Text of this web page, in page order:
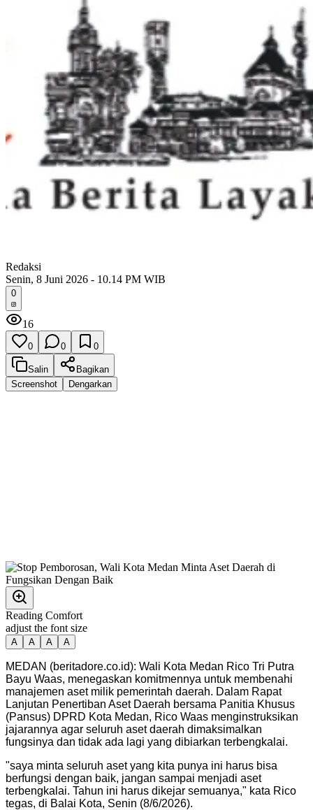
Redaksi
Senin, 8 Juni 2026 - 10.14 PM WIB
0
16
0 0 0
Salin
Bagikan
Screenshot
Dengarkan
Reading Comfort
adjust the font size
A A A A
MEDAN (beritadore.co.id): Wali Kota Medan Rico Tri Putra
Bayu Waas, menegaskan komitmennya untuk membenahi
manajemen aset milik pemerintah daerah. Dalam Rapat
Lanjutan Penertiban Aset Daerah bersama Panitia Khusus
(Pansus) DPRD Kota Medan, Rico Waas menginstruksikan
jajarannya agar seluruh aset daerah dimaksimalkan
fungsinya dan tidak ada lagi yang dibiarkan terbengkalai.
​"saya minta seluruh aset yang kita punya ini harus bisa
berfungsi dengan baik, jangan sampai menjadi aset
terbengkalai. Tahun ini harus dikejar semuanya," kata Rico
tegas, di Balai Kota, Senin (8/6/2026).